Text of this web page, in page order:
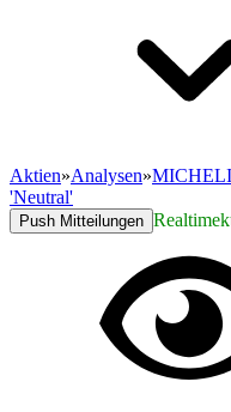
Aktien»Analysen»
'Neutral'
Push Mitteilungen